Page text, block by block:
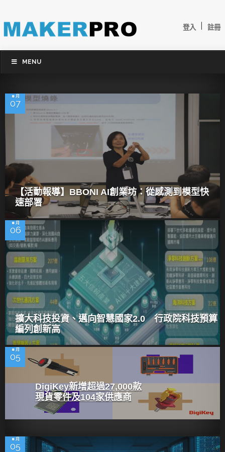
登入 註冊
MENU
8 月
07
【活動報導】BBONI AI創業坊：從感測到模型快
速部署
8 月
06
擴大科技投資、邁向智慧國家2.0 行政院科技預算
編列創新高
8 月
05
DigiKey新增超過27,000款
現貨零件及104家供應商
8 月
05